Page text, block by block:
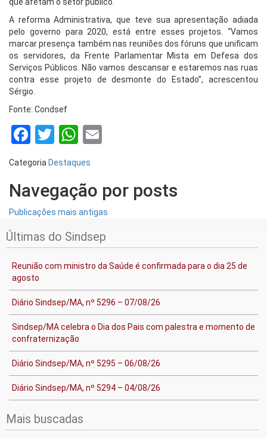
A reforma Administrativa, que teve sua apresentação adiada
pelo governo para 2020, está entre esses projetos. “Vamos
marcar presença também nas reuniões dos fóruns que unificam
os servidores, da Frente Parlamentar Mista em Defesa dos
Serviços Públicos. Não vamos descansar e estaremos nas ruas
contra esse projeto de desmonte do Estado”, acrescentou
Sérgio.
Fonte: Condsef
Facebook
TwitterWhatsApp
Categoria Destaques
Navegação por posts
Publicações mais antigas
Últimas do Sindsep
Reunião com ministro da Saúde é confirmada para o dia 25 de
agosto
Diário Sindsep/MA, nº 5296 – 07/08/26
Sindsep/MA celebra o Dia dos Pais com palestra e momento de
confraternização
Diário Sindsep/MA, nº 5295 – 06/08/26
Diário Sindsep/MA, nº 5294 – 04/08/26
Mais buscadas